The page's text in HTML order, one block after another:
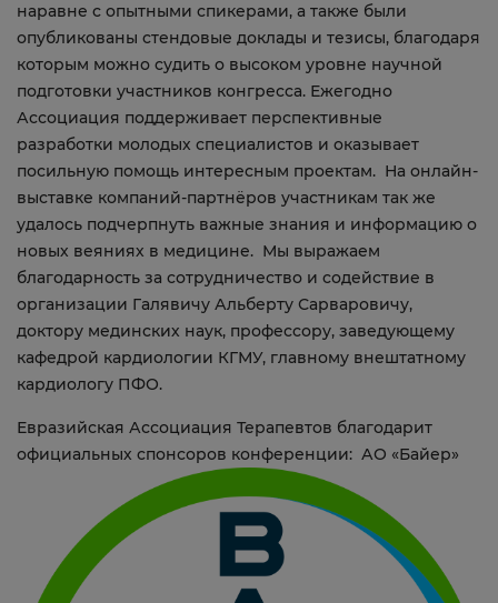
наравне с опытными спикерами, а также были
опубликованы стендовые доклады и тезисы, благодаря
которым можно судить о высоком уровне научной
подготовки участников конгресса. Ежегодно
Ассоциация поддерживает перспективные
разработки молодых специалистов и оказывает
посильную помощь интересным проектам. На онлайн-
выставке компаний-партнёров участникам так же
удалось подчерпнуть важные знания и информацию о
новых веяниях в медицине. Мы выражаем
благодарность за сотрудничество и содействие в
организации Галявичу Альберту Сарваровичу,
доктору мединских наук, профессору, заведующему
кафедрой кардиологии КГМУ, главному внештатному
кардиологу ПФО.
Евразийская Ассоциация Терапевтов благодарит
официальных спонсоров конференции: АО «Байер»